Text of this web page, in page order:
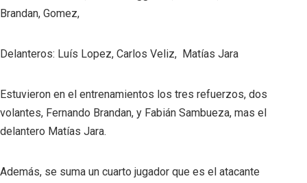
Brandan, Gomez,
Delanteros: Luís Lopez, Carlos Veliz, Matías Jara
Estuvieron en el entrenamientos los tres refuerzos, dos
volantes, Fernando Brandan, y Fabián Sambueza, mas el
delantero Matías Jara.
Además, se suma un cuarto jugador que es el atacante